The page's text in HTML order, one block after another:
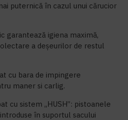
puternică în cazul unui cărucior
garantează igiena maximă,
a deșeurilor de restul
cu bara de impingere
maner si carlig.
cu sistem „HUSH”: pistoanele
în suportul sacului